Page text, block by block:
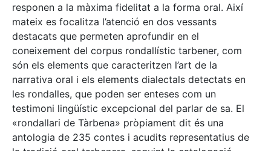
responen a la màxima fidelitat a la forma oral. Així
mateix es focalitza l’atenció en dos vessants
destacats que permeten aprofundir en el
coneixement del corpus rondallístic tarbener, com
són els elements que caracteritzen l’art de la
narrativa oral i els elements dialectals detectats en
les rondalles, que poden ser enteses com un
testimoni lingüístic excepcional del parlar de sa. El
«rondallari de Tàrbena» pròpiament dit és una
antologia de 235 contes i acudits representatius de